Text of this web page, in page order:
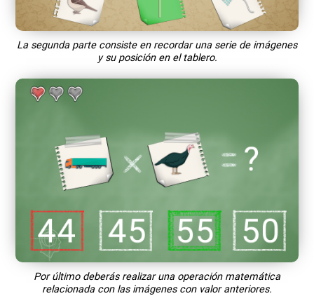
La segunda parte consiste en recordar una serie de imágenes
y su posición en el tablero.
Por último deberás realizar una operación matemática
relacionada con las imágenes con valor anteriores.